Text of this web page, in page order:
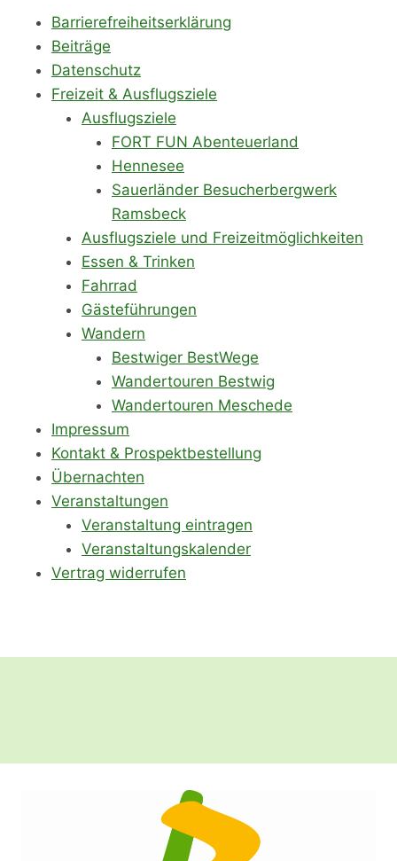
Barrierefreiheitserklärung
Beiträge
Datenschutz
Freizeit & Ausflugsziele
Ausflugsziele
FORT FUN Abenteuerland
Hennesee
Sauerländer Besucherbergwerk
Ramsbeck
Ausflugsziele und Freizeitmöglichkeiten
Essen & Trinken
Fahrrad
Gästeführungen
Wandern
Bestwiger BestWege
Wandertouren Bestwig
Wandertouren Meschede
Impressum
Kontakt & Prospektbestellung
Übernachten
Veranstaltungen
Veranstaltung eintragen
Veranstaltungskalender
Vertrag widerrufen